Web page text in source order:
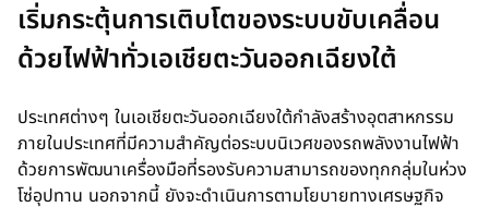
เริ่มกระตุ้นการเติบโตของระบบขับเคลื่อน
ด้วยไฟฟ้าทั่วเอเชียตะวันออกเฉียงใต้
ประเทศต่างๆ ในเอเชียตะวันออกเฉียงใต้กำลังสร้างอุตสาหกรรม
ภายในประเทศที่มีความสำคัญต่อระบบนิเวศของรถพลังงานไฟฟ้า
ด้วยการพัฒนาเครื่องมือที่รองรับความสามารถของทุกกลุ่มในห่วง
โซ่อุปทาน นอกจากนี้ ยังจะดำเนินการตามโยบายทางเศรษฐกิจ